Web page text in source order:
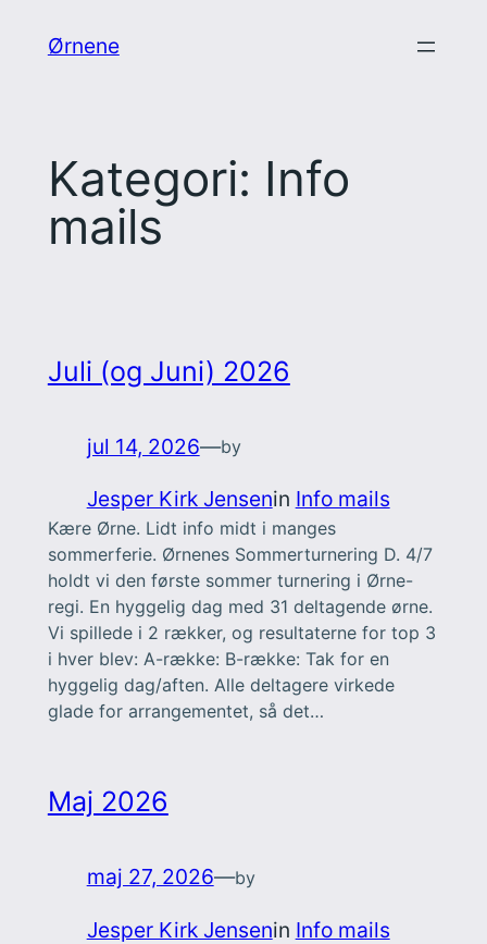
Ørnene
Kategori: Info
mails
Juli (og Juni) 2026
jul 14, 2026—by
Jesper Kirk Jensenin Info mails
Kære Ørne. Lidt info midt i manges
sommerferie. Ørnenes Sommerturnering D. 4/7
holdt vi den første sommer turnering i Ørne-
regi. En hyggelig dag med 31 deltagende ørne.
Vi spillede i 2 rækker, og resultaterne for top 3
i hver blev: A-række: B-række: Tak for en
hyggelig dag/aften. Alle deltagere virkede
glade for arrangementet, så det…
Maj 2026
maj 27, 2026—by
Jesper Kirk Jensenin Info mails